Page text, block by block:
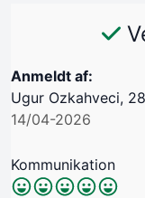
Anmeldt af:
Ugur Ozkahveci,
14/04-2026
Kommunikation